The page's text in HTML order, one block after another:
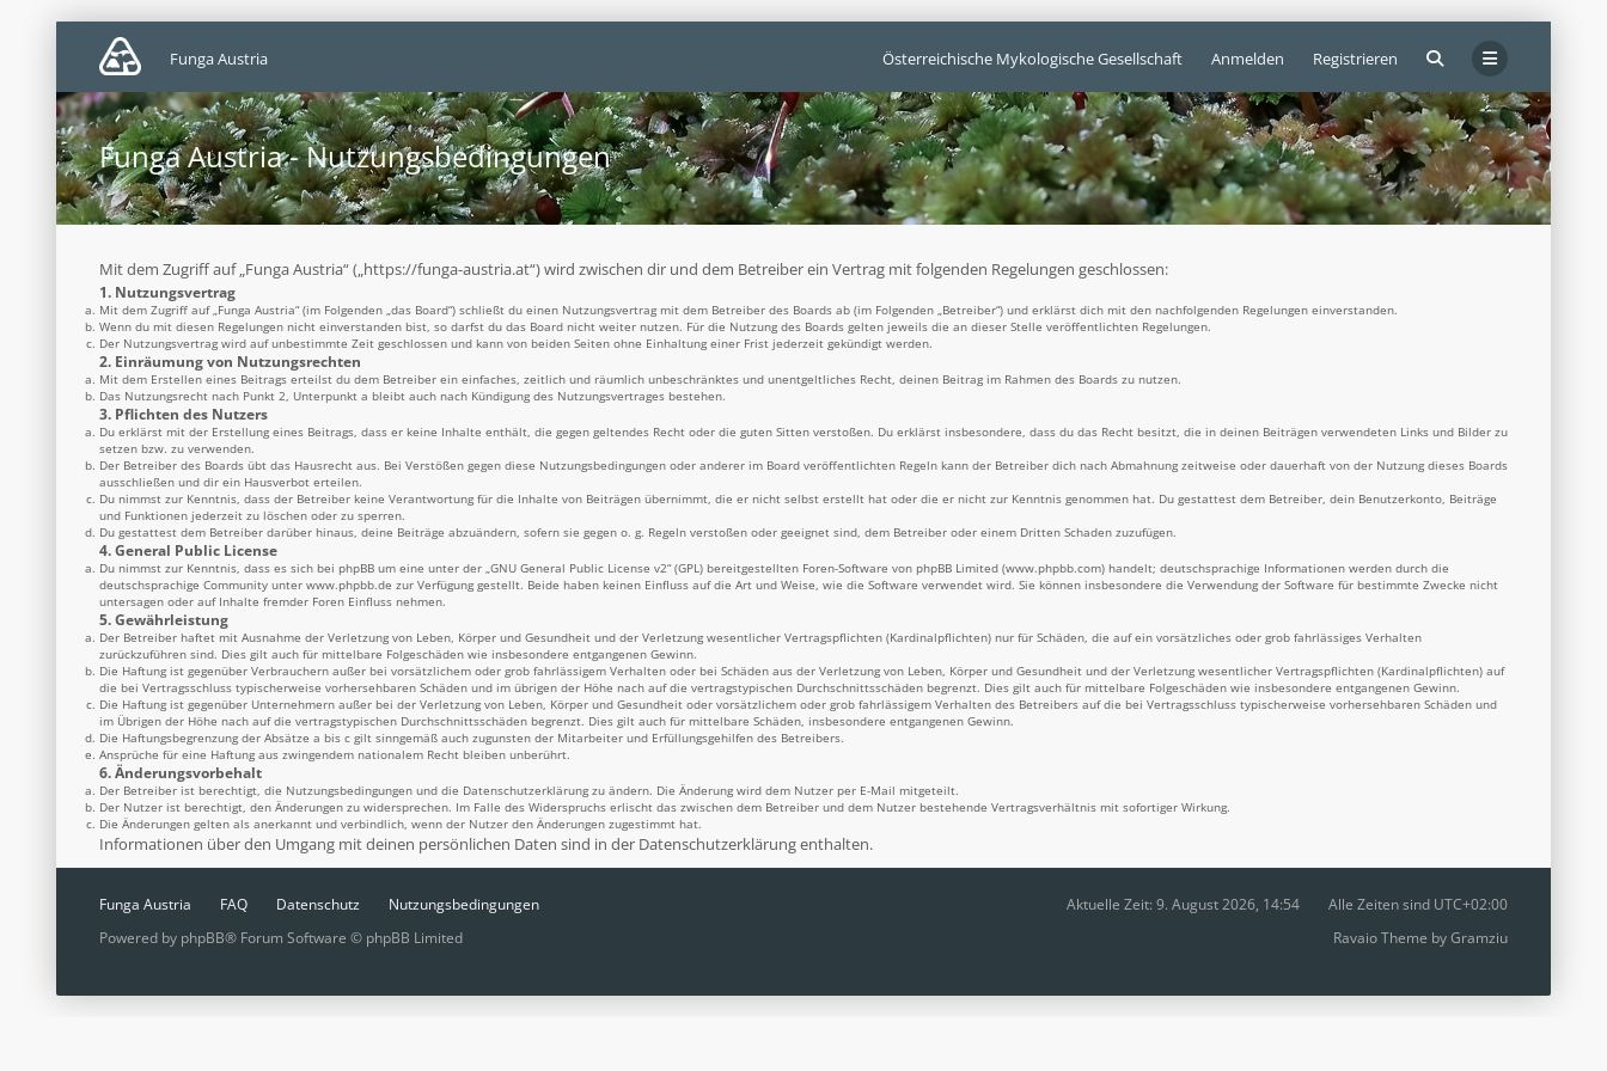
Österreichische Mykologische Gesellschaft Anmelden Registrieren
Funga Austria
Funga Austria - Nutzungsbedingungen
Mit dem Zugriff auf „Funga Austria“ („https://funga-austria.at“) wird zwischen dir und dem Betreiber ein Vertrag mit folgenden Regelungen geschlossen:
1. Nutzungsvertrag
Mit dem Zugriff auf „Funga Austria“ (im Folgenden „das Board“) schließt du einen Nutzungsvertrag mit dem Betreiber des Boards ab (im Folgenden „Betreiber“) und erklärst dich mit den nachfolgenden Regelungen einverstanden.
Wenn du mit diesen Regelungen nicht einverstanden bist, so darfst du das Board nicht weiter nutzen. Für die Nutzung des Boards gelten jeweils die an dieser Stelle veröffentlichten Regelungen.
Der Nutzungsvertrag wird auf unbestimmte Zeit geschlossen und kann von beiden Seiten ohne Einhaltung einer Frist jederzeit gekündigt werden.
2. Einräumung von Nutzungsrechten
Mit dem Erstellen eines Beitrags erteilst du dem Betreiber ein einfaches, zeitlich und räumlich unbeschränktes und unentgeltliches Recht, deinen Beitrag im Rahmen des Boards zu nutzen.
Das Nutzungsrecht nach Punkt 2, Unterpunkt a bleibt auch nach Kündigung des Nutzungsvertrages bestehen.
3. Pflichten des Nutzers
Du erklärst mit der Erstellung eines Beitrags, dass er keine Inhalte enthält, die gegen geltendes Recht oder die guten Sitten verstoßen. Du erklärst insbesondere, dass du das Recht besitzt, die in deinen Beiträgen verwendeten Links und Bilder zu
setzen bzw. zu verwenden.
Der Betreiber des Boards übt das Hausrecht aus. Bei Verstößen gegen diese Nutzungsbedingungen oder anderer im Board veröffentlichten Regeln kann der Betreiber dich nach Abmahnung zeitweise oder dauerhaft von der Nutzung dieses Boards
ausschließen und dir ein Hausverbot erteilen.
Du nimmst zur Kenntnis, dass der Betreiber keine Verantwortung für die Inhalte von Beiträgen übernimmt, die er nicht selbst erstellt hat oder die er nicht zur Kenntnis genommen hat. Du gestattest dem Betreiber, dein Benutzerkonto, Beiträge
und Funktionen jederzeit zu löschen oder zu sperren.
Du gestattest dem Betreiber darüber hinaus, deine Beiträge abzuändern, sofern sie gegen o. g. Regeln verstoßen oder geeignet sind, dem Betreiber oder einem Dritten Schaden zuzufügen.
4. General Public License
Du nimmst zur Kenntnis, dass es sich bei phpBB um eine unter der „GNU General Public License v2“ (GPL) bereitgestellten Foren-Software von phpBB Limited (www.phpbb.com) handelt; deutschsprachige Informationen werden durch die
deutschsprachige Community unter www.phpbb.de zur Verfügung gestellt. Beide haben keinen Einfluss auf die Art und Weise, wie die Software verwendet wird. Sie können insbesondere die Verwendung der Software für bestimmte Zwecke nicht
untersagen oder auf Inhalte fremder Foren Einfluss nehmen.
5. Gewährleistung
Der Betreiber haftet mit Ausnahme der Verletzung von Leben, Körper und Gesundheit und der Verletzung wesentlicher Vertragspflichten (Kardinalpflichten) nur für Schäden, die auf ein vorsätzliches oder grob fahrlässiges Verhalten
zurückzuführen sind. Dies gilt auch für mittelbare Folgeschäden wie insbesondere entgangenen Gewinn.
Die Haftung ist gegenüber Verbrauchern außer bei vorsätzlichem oder grob fahrlässigem Verhalten oder bei Schäden aus der Verletzung von Leben, Körper und Gesundheit und der Verletzung wesentlicher Vertragspflichten (Kardinalpflichten) auf
die bei Vertragsschluss typischerweise vorhersehbaren Schäden und im übrigen der Höhe nach auf die vertragstypischen Durchschnittsschäden begrenzt. Dies gilt auch für mittelbare Folgeschäden wie insbesondere entgangenen Gewinn.
Die Haftung ist gegenüber Unternehmern außer bei der Verletzung von Leben, Körper und Gesundheit oder vorsätzlichem oder grob fahrlässigem Verhalten des Betreibers auf die bei Vertragsschluss typischerweise vorhersehbaren Schäden und
im Übrigen der Höhe nach auf die vertragstypischen Durchschnittsschäden begrenzt. Dies gilt auch für mittelbare Schäden, insbesondere entgangenen Gewinn.
Die Haftungsbegrenzung der Absätze a bis c gilt sinngemäß auch zugunsten der Mitarbeiter und Erfüllungsgehilfen des Betreibers.
Ansprüche für eine Haftung aus zwingendem nationalem Recht bleiben unberührt.
6. Änderungsvorbehalt
Der Betreiber ist berechtigt, die Nutzungsbedingungen und die Datenschutzerklärung zu ändern. Die Änderung wird dem Nutzer per E-Mail mitgeteilt.
Der Nutzer ist berechtigt, den Änderungen zu widersprechen. Im Falle des Widerspruchs erlischt das zwischen dem Betreiber und dem Nutzer bestehende Vertragsverhältnis mit sofortiger Wirkung.
Die Änderungen gelten als anerkannt und verbindlich, wenn der Nutzer den Änderungen zugestimmt hat.
Informationen über den Umgang mit deinen persönlichen Daten sind in der Datenschutzerklärung enthalten.
Funga Austria FAQ Datenschutz Nutzungsbedingungen Alle Zeiten sind UTC+02:00
Aktuelle Zeit: 9. August 2026, 14:54
Powered by phpBB® Forum Software © phpBB Limited Ravaio Theme byGramziu